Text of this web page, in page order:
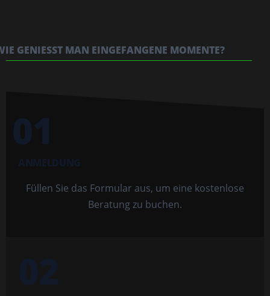
GENIESST MAN EINGEFANGENE MOMENTE?
01
ANMELDUNG
Füllen Sie das Formular aus, um eine kostenlose
Beratung zu buchen.